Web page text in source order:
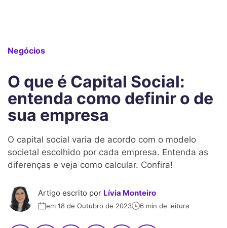
Negócios
O que é Capital Social:
entenda como definir o de
sua empresa
O capital social varia de acordo com o modelo
societal escolhido por cada empresa. Entenda as
diferenças e veja como calcular. Confira!
Artigo escrito por Lívia Monteiro
em 18 de Outubro de 2023 6 min de leitura